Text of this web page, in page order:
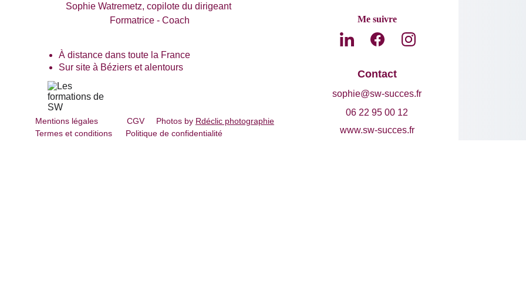
Contact
sophie@sw-succes.fr
06 22 95 00 12
www.sw-succes.fr
Sophie Watremetz, copilote du dirigeant
Formatrice - Coach
Sur site à Béziers et alentours
À distance dans toute la France
Mentions légales
Politique de confidentialité
CGV
Me suivre
Termes et conditions
Photos by Rdéclic photographie